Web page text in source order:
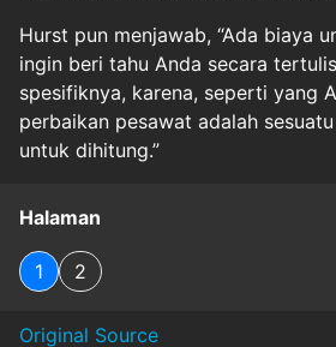
Hurst pun menjawab, “Ada biaya
ingin beri tahu Anda secara
spesifiknya, karena, seperti yang
perbaikan pesawat adalah
untuk dihitung.”
Halaman
1 2
Original Source